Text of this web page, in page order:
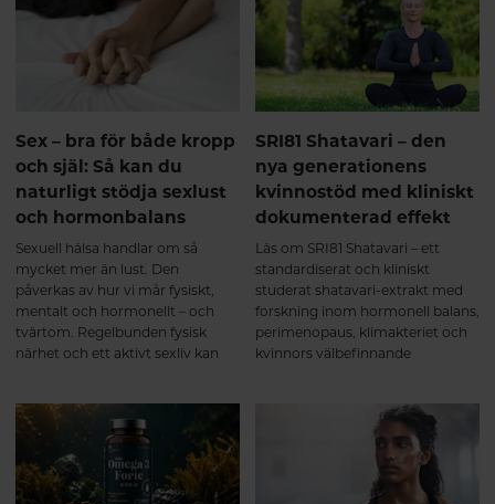
muskelfunktion och
energiomsättning till nervsystem
och hjärta.
första veckorna och varför
regelbundet intag över tid kan ge
de bästa förutsättningarna för en
aktiv och rörlig kropp. Från de
första veckorna till långsiktigt
stöd för muskler och leder
Intresset för kollagentillskott
fortsätter att öka – inte bara för
hudens skull, utan också för
muskler, leder, senor och annan
bindväv. Men vad händer
egentligen i kroppen när man
börjar ta ett multikollagen med
kollagen typ I, II och III? Här går
vi igenom vad forskningen visar –
från de första veckorna till de
långsiktiga förändringarna.
viktigt byggmaterial i bland annat
muskler, leder, brosk, senor och
ligament. Redan från omkring
25-årsåldern börjar kroppens
egen kollagenproduktion minska,
Sex – bra för både kropp
och själ: Så kan du
naturligt stödja sexlust
och hormonbalans
Sexuell hälsa handlar om så
mycket mer än lust. Den
påverkas av hur vi mår fysiskt,
mentalt och hormonellt – och
tvärtom. Regelbunden fysisk
närhet och ett aktivt sexliv kan
relationer. Samtidigt finns det
mycket du själv kan göra för att
skapa goda förutsättningar för en
naturlig sexlust.
SRI81 Shatavari – den
nya generationens
kvinnostöd med kliniskt
dokumenterad effekt
Läs om SRI81 Shatavari – ett
standardiserat och kliniskt
studerat shatavari-extrakt med
forskning inom hormonell balans,
perimenopaus, klimakteriet och
kvinnors välbefinnande